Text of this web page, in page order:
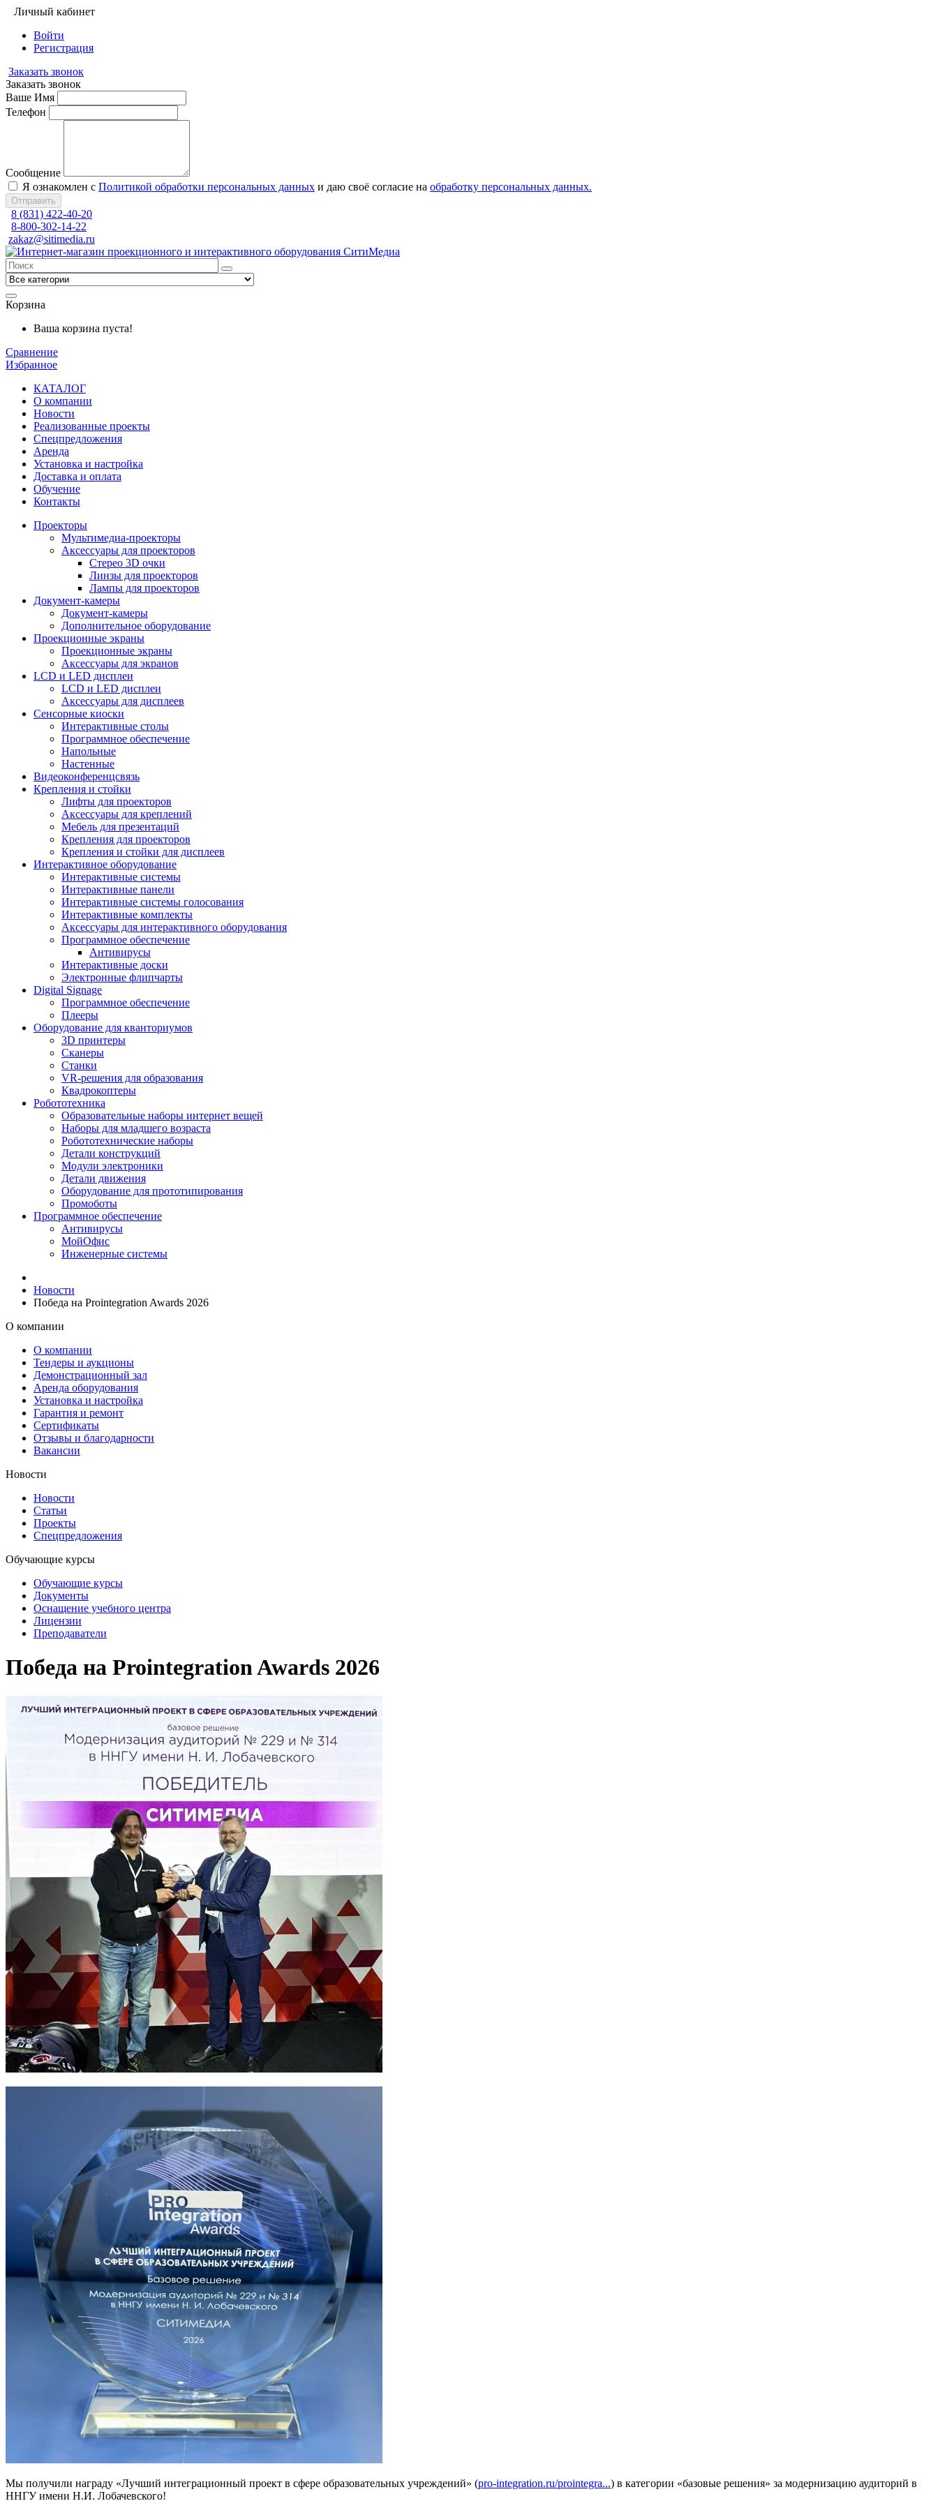
Личный кабинет
Войти
Регистрация
Заказать звонок
Заказать звонок
Ваше Имя
Телефон
Сообщение
Я ознакомлен с Политикой обработки персональных данных и даю своё согласие на обработку персональных данных.
Отправить
8 (831) 422-40-20
8-800-302-14-22
zakaz@sitimedia.ru
Корзина
Ваша корзина пуста!
Сравнение
Избранное
КАТАЛОГ
О компании
Новости
Реализованные проекты
Спецпредложения
Аренда
Установка и настройка
Доставка и оплата
Обучение
Контакты
Проекторы
Мультимедиа-проекторы
Аксессуары для проекторов
Стерео 3D очки
Линзы для проекторов
Лампы для проекторов
Документ-камеры
Документ-камеры
Дополнительное оборудование
Проекционные экраны
Проекционные экраны
Аксессуары для экранов
LCD и LED дисплеи
LCD и LED дисплеи
Аксессуары для дисплеев
Сенсорные киоски
Интерактивные столы
Программное обеспечение
Напольные
Настенные
Видеоконференцсвязь
Крепления и стойки
Лифты для проекторов
Аксессуары для креплений
Мебель для презентаций
Крепления для проекторов
Крепления и стойки для дисплеев
Интерактивное оборудование
Интерактивные системы
Интерактивные панели
Интерактивные системы голосования
Интерактивные комплекты
Аксессуары для интерактивного оборудования
Программное обеспечение
Антивирусы
Интерактивные доски
Электронные флипчарты
Digital Signage
Программное обеспечение
Плееры
Оборудование для кванториумов
3D принтеры
Сканеры
Станки
VR-решения для образования
Квадрокоптеры
Робототехника
Образовательные наборы интернет вещей
Наборы для младшего возраста
Робототехнические наборы
Детали конструкций
Модули электроники
Детали движения
Оборудование для прототипирования
Промоботы
Программное обеспечение
Антивирусы
МойОфис
Инженерные системы
Новости
Победа на Prointegration Awards 2026
О компании
О компании
Тендеры и аукционы
Демонcтрационный зал
Аренда оборудования
Установка и настройка
Гарантия и ремонт
Сертификаты
Отзывы и благодарности
Вакансии
Новости
Новости
Статьи
Проекты
Спецпредложения
Обучающие курсы
Обучающие курсы
Документы
Оснащение учебного центра
Лицензии
Преподаватели
Победа на Prointegration Awards 2026
Мы получили награду «Лучший интеграционный проект в сфере образовательных учреждений» (pro-integration.ru/prointegra...) в категории «базовые решения» за модернизацию аудиторий в
ННГУ имени Н.И. Лобачевского!